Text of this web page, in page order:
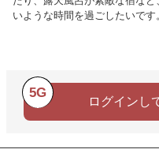
いような時間を過ごしたいです
5G
ログインし